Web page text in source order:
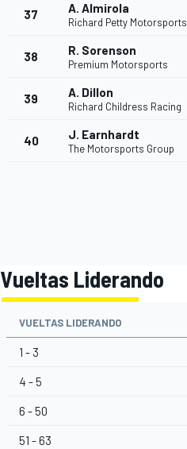
37 A. Almirola
Richard Petty Motorsports
38 R. Sorenson
Premium Motorsports
39 A. Dillon
Richard Childress Racing
40 J. Earnhardt
The Motorsports Group
Vueltas Liderando
VUELTAS LIDERANDO
1 - 3
4 - 5
6 - 50
51 - 63